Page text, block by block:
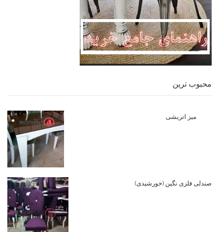
محبوب ترین
میز اتریشی
صندلی فلزی نگین (خورشیدی)